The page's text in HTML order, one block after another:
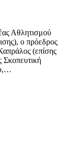
Αθλητισμού
ο πρόεδρος
(επίσης
Σκοπευτική